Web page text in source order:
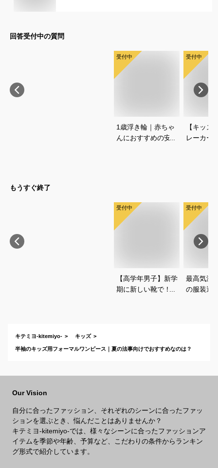
回答受付中の質問
受付中
1歳浮き輪｜赤ちゃ
んにおすすめの安全
受付中
【キッズ
レーカー
もうすぐ終了
受付中
【高学年男子】新学
期に新しい靴で！か
受付中
最高気温
の服装選
キテミヨ-kitemiyo- キッズ
半袖のキッズ用フォーマルワンピース｜夏の法事向けでおすすめなのは？
Our Vision
自分に合ったファッション、それぞれのシーンに合ったファッ
ションを選ぶとき、悩んだことはありませんか？
キテミヨ-kitemiyo-では、様々なシーンに合ったファッションア
イテムを季節や年齢、予算など、こだわりの条件からランキン
グ形式で紹介しています。